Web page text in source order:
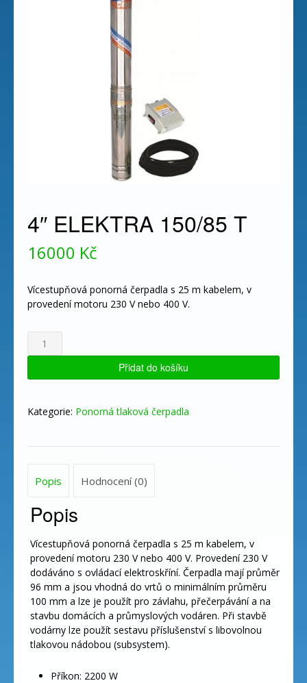
4″ ELEKTRA 150/85 T
16000 Kč
Vícestupňová ponorná čerpadla s 25 m kabelem, v
provedení motoru 230 V nebo 400 V.
ELEKTRA
T
Přidat do košíku
Kategorie: Ponorná tlaková čerpadla
Popis Hodnocení (0)
Popis
Vícestupňová ponorná čerpadla s 25 m kabelem, v
provedení motoru 230 V nebo 400 V. Provedení 230 V
dodáváno s ovládací elektroskříní. Čerpadla mají průměr
96 mm a jsou vhodná do vrtů o minimálním průměru
100 mm a lze je použít pro závlahu, přečerpávání a na
stavbu domácích a průmyslových vodáren. Při stavbě
vodárny lze použít sestavu příslušenství s libovolnou
tlakovou nádobou (subsystem).
Příkon: 2200 W